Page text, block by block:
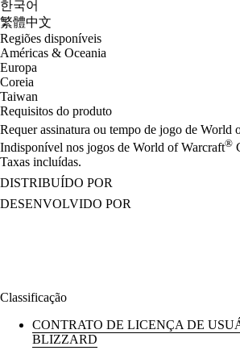
한국어
繁體中文
Regiões disponíveis
Américas & Oceania
Europa
Coreia
Taiwan
Requisitos do produto
Requer assinatura ou tempo de jogo de World
Indisponível nos jogos de World of Warcraft®
Taxas incluídas.
DISTRIBUÍDO POR
DESENVOLVIDO POR
Classificação
CONTRATO DE LICENÇA DE
BLIZZARD